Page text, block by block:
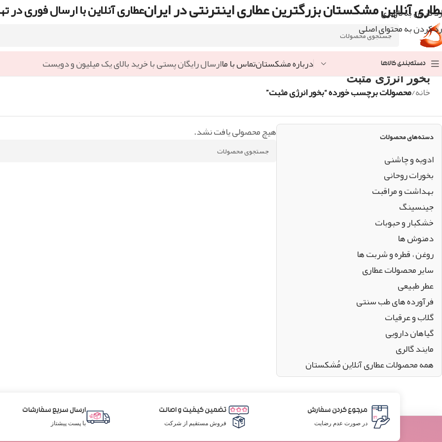
رد کردن به ناوبری
رد کردن به محتوای اصلی
آنلاین مشکستان بزرگترین عطاری اینترنتی در ایرانعطاری آنلاین با ارسال فوری در
دسته‌بندی کالاها درباره مشکستانتماس با ماارسال رایگان پستی با خرید بالای یک میلیون و دویست
بخور انرژی مثبت
خانه/محصولات برچسب خورده “بخور انرژی مثبت”
دسته‌های محصولات
ادویه و چاشنی
بخورات روحانی
بهداشت و مراقبت
جینسینگ
خشکبار و حبوبات
دمنوش ها
روغن ، قطره و شربت ها
سایر محصولات عطاری
عطر طبیعی
فرآورده های طب سنتی
گلاب و عرقیات
گیاهان دارویی
مایند گالری
همه محصولات عطاری آنلاین مُشکستان
هیچ محصولی یافت نشد.
مرجوع کردن سفارش
در صورت عدم رضایت
تضمین کیفیت و اصالت
فروش مستقیم از شرکت
ارسال سریع سفارشات
با پست پیشتاز